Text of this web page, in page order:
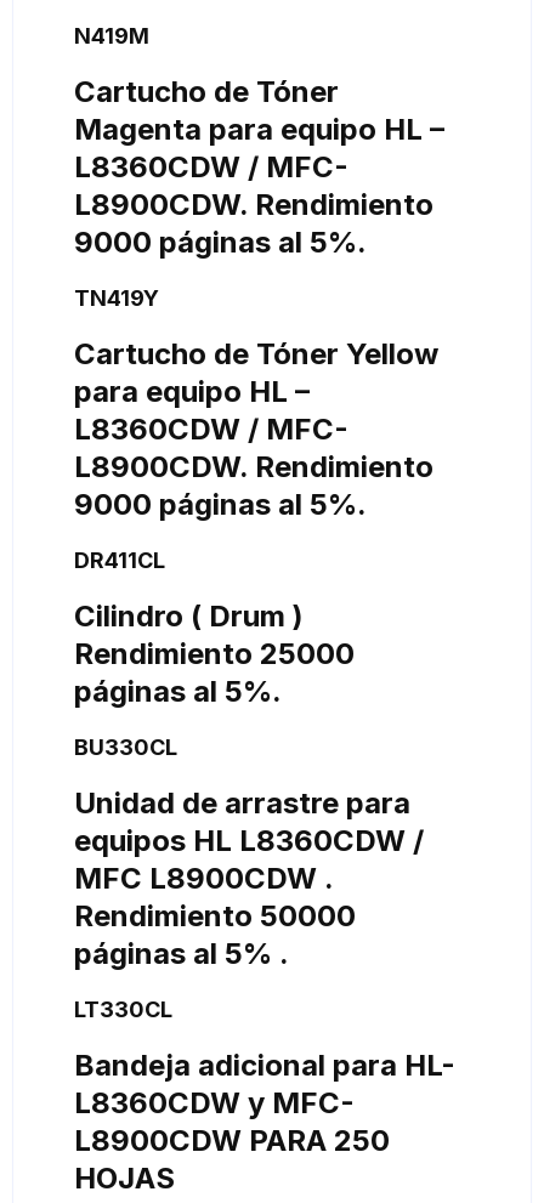
N419M
Cartucho de Tóner
Magenta para equipo HL –
L8360CDW / MFC-
L8900CDW. Rendimiento
9000 páginas al 5%.
TN419Y
Cartucho de Tóner Yellow
para equipo HL –
L8360CDW / MFC-
L8900CDW. Rendimiento
9000 páginas al 5%.
DR411CL
Cilindro ( Drum )
Rendimiento 25000
páginas al 5%.
BU330CL
Unidad de arrastre para
equipos HL L8360CDW /
MFC L8900CDW .
Rendimiento 50000
páginas al 5% .
LT330CL
Bandeja adicional para HL-
L8360CDW y MFC-
L8900CDW PARA 250
HOJAS